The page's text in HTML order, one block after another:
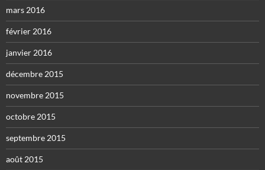
mars 2016
février 2016
janvier 2016
décembre 2015
novembre 2015
octobre 2015
septembre 2015
août 2015